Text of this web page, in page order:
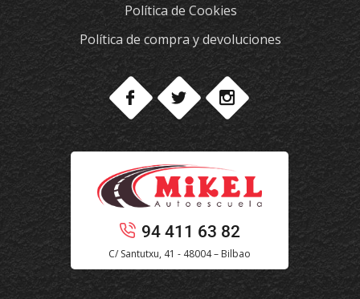
Política de Cookies
Política de compra y devoluciones
94 411 63 82
C/ Santutxu, 41 - 48004 – Bilbao